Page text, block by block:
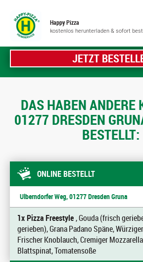
Happy Pizza
kostenlos herunterladen & sofort
JETZT
DAS HABEN ANDERE
01277 DRESDEN
BESTELLT:
ONLINE BESTELLT
Ulberndorfer Weg, 01277 Dresden Gruna
1x Pizza Freestyle, Gouda (frisch
gerieben), Grana Padano Späne,
Frischer Knoblauch, Cremiger
Blattspinat, Tomatensoße